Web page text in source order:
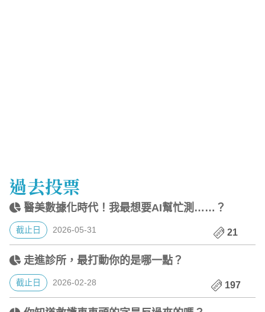
過去投票
醫美數據化時代！我最想要AI幫忙測……？
截止日 2026-05-31 21
走進診所，最打動你的是哪一點？
截止日 2026-02-28 197